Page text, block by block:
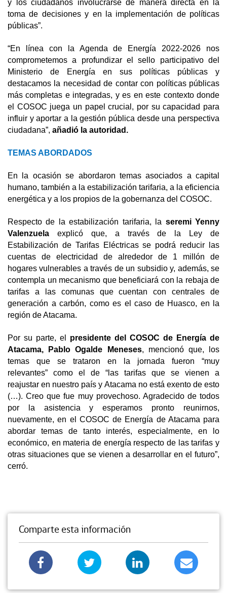
y los ciudadanos involucrarse de manera directa en la
toma de decisiones y en la implementación de políticas
públicas”.
“En línea con la Agenda de Energía 2022-2026 nos
comprometemos a profundizar el sello participativo del
Ministerio de Energía en sus políticas públicas y
destacamos la necesidad de contar con políticas públicas
más completas e integradas, y es en este contexto donde
el COSOC juega un papel crucial, por su capacidad para
influir y aportar a la gestión pública desde una perspectiva
ciudadana”, añadió la autoridad.
TEMAS ABORDADOS
En la ocasión se abordaron temas asociados a capital
humano, también a la estabilización tarifaria, a la eficiencia
energética y a los propios de la gobernanza del COSOC.
Respecto de la estabilización tarifaria, la seremi Yenny
Valenzuela explicó que, a través de la Ley de
Estabilización de Tarifas Eléctricas se podrá reducir las
cuentas de electricidad de alrededor de 1 millón de
hogares vulnerables a través de un subsidio y, además, se
contempla un mecanismo que beneficiará con la rebaja de
tarifas a las comunas que cuentan con centrales de
generación a carbón, como es el caso de Huasco, en la
región de Atacama.
Por su parte, el presidente del COSOC de Energía de
Atacama, Pablo Ogalde Meneses, mencionó que, los
temas que se trataron en la jornada fueron “muy
relevantes” como el de “las tarifas que se vienen a
reajustar en nuestro país y Atacama no está exento de esto
(…). Creo que fue muy provechoso. Agradecido de todos
por la asistencia y esperamos pronto reunirnos,
nuevamente, en el COSOC de Energía de Atacama para
abordar temas de tanto interés, especialmente, en lo
económico, en materia de energía respecto de las tarifas y
otras situaciones que se vienen a desarrollar en el futuro”,
cerró.
Comparte esta información